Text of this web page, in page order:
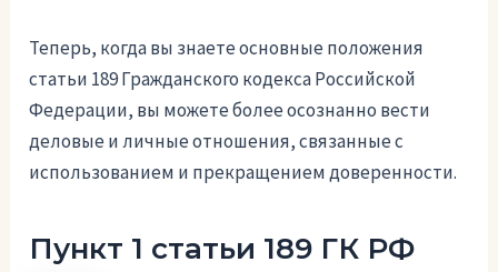
Теперь, когда вы знаете основные положения
статьи 189 Гражданского кодекса Российской
Федерации, вы можете более осознанно вести
деловые и личные отношения, связанные с
использованием и прекращением доверенности.
Пункт 1 статьи 189 ГК РФ